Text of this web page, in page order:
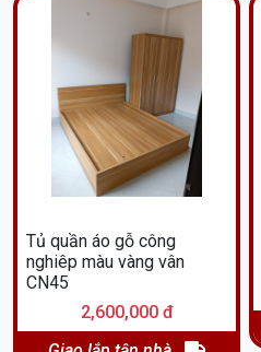
Tủ quần áo gỗ công
nghiêp màu vàng vân
CN45
2,600,000 đ